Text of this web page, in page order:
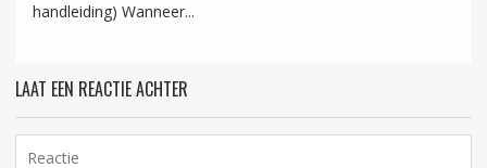
handleiding) Wanneer...
LAAT EEN REACTIE ACHTER